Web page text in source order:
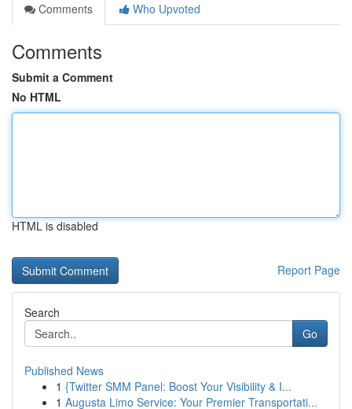
Comments
Who Upvoted
Comments
Submit a Comment
No HTML
HTML is disabled
Report Page
Search
Go
Published News
1 {Twitter SMM Panel: Boost Your Visibility & I...
1 Augusta Limo Service: Your Premier Transportati...